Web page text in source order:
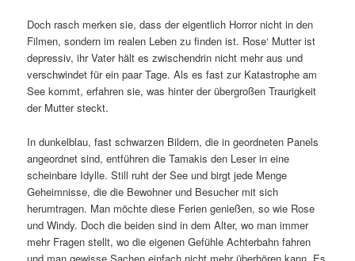
Doch rasch merken sie, dass der eigentlich Horror nicht in den
Filmen, sondern im realen Leben zu finden ist. Rose‘ Mutter ist
depressiv, ihr Vater hält es zwischendrin nicht mehr aus und
verschwindet für ein paar Tage. Als es fast zur Katastrophe am
See kommt, erfahren sie, was hinter der übergroßen Traurigkeit
der Mutter steckt.
In dunkelblau, fast schwarzen Bildern, die in geordneten Panels
angeordnet sind, entführen die Tamakis den Leser in eine
scheinbare Idylle. Still ruht der See und birgt jede Menge
Geheimnisse, die die Bewohner und Besucher mit sich
herumtragen. Man möchte diese Ferien genießen, so wie Rose
und Windy. Doch die beiden sind in dem Alter, wo man immer
mehr Fragen stellt, wo die eigenen Gefühle Achterbahn fahren
und man gewisse Sachen einfach nicht mehr überhören kann. Es